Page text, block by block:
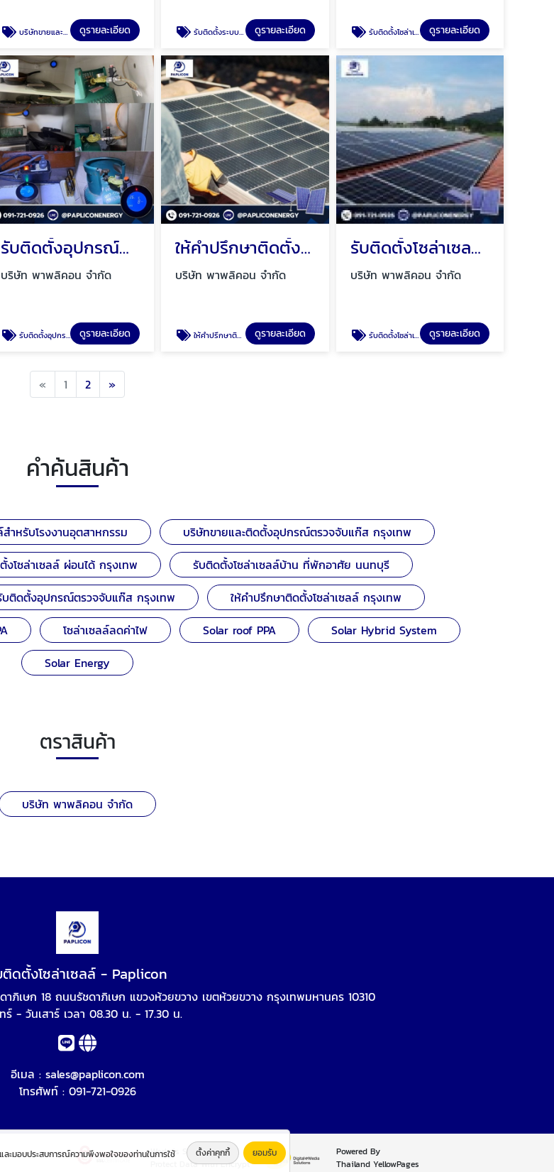
บริษัทขายและติดตั้งอุปกรณ์ตรวจจับแก๊ส กรุงเทพ ดูรายละเอียด รับติดตั้งระบบโซล่าเซลล์ กรุงเทพ ดูรายละเอียด รับติดตั้งโซล่าเซลล์ ผ่อนได้ กรุงเทพ ดูรายละเอียด
รับติดตั้งอุปกรณ์ตรวจจับแก๊ส กรุงเทพ
บริษัท พาพลิคอน จำกัด
รับติดตั้งอุปกรณ์ตรวจจับแก๊ส กรุงเทพ ดูรายละเอียด
ให้คำปรึกษาติดตั้งโซล่าเซลล์ กรุงเทพ
บริษัท พาพลิคอน จำกัด
ให้คำปรึกษาติดตั้งโซล่าเซลล์ กรุงเทพ ดูรายละเอียด
รับติดตั้งโซล่าเซลล์ ใกล้ฉัน
บริษัท พาพลิคอน จำกัด
รับติดตั้งโซล่าเซลล์ ใกล้ฉัน ดูรายละเอียด
« Previous
1 2 »Next
คำค้นสินค้า
าหรับโรงงานอุตสาหกรรม
บริษัทขายและติดตั้งอุปกรณ์ตรวจจับแก๊ส กรุงเทพ
งโซล่าเซลล์ ผ่อนได้ กรุงเทพ
รับติดตั้งโซล่าเซลล์บ้าน ที่พักอาศัย นนทบุรี
บติดตั้งอุปกรณ์ตรวจจับแก๊ส กรุงเทพ
ให้คำปรึกษาติดตั้งโซล่าเซลล์ กรุงเทพ
โซล่าเซลล์ลดค่าไฟ Solar roof PPA
Solar Hybrid System
Solar Energy
ตราสินค้า
บริษัท พาพลิคอน จำกัด
ดตั้งโซล่าเซลล์ - Paplicon
าภิเษก 18 ถนนรัชดาภิเษก แขวงห้วยขวาง เขตห้วยขวาง กรุงเทพมหานคร 10310
ร์ - วันเสาร์ เวลา 08.30 น. - 17.30 น.
อีเมล : sales@paplicon.com
โทรศัพท์ : 091-721-0926
Work is Secure
Protect Data With Encrypt
Powered By
Thailand YellowPages
ละมอบประสบการณ์ความพึงพอใจของท่านในการใช้
ตั้งค่าคุกกี้ ยอมรับ